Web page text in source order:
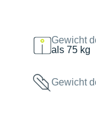
Gewicht
als 75 kg
Gewicht